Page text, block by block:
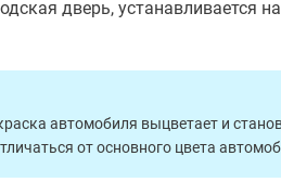
дверь, устанавливается
автомобиля выцветает и
от основного цвета